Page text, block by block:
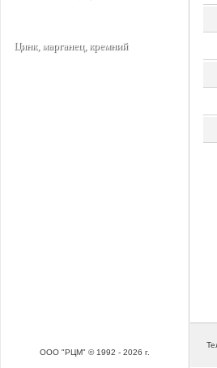
Цинк, марганец, кремний
ООО "РЦМ" © 1992 - 2026 г.